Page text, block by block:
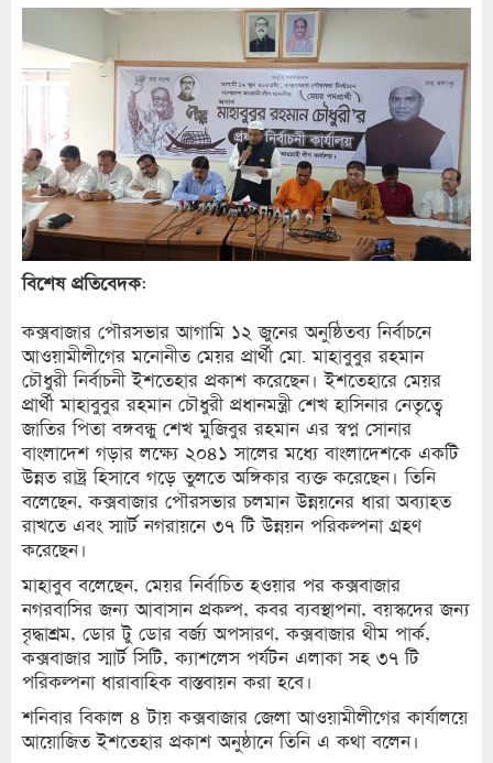
বিশেষ প্রতিবেদক:
কক্সবাজার পৌরসভার আগামি ১২ জুনের অনুষ্ঠিতব্য নির্বাচনে
আওয়ামীলীগের মনোনীত মেয়র প্রার্থী মো. মাহাবুবুর রহমান
চৌধুরী নির্বাচনী ইশতেহার প্রকাশ করেছেন। ইশতেহারে মেয়র
প্রার্থী মাহাবুবুর রহমান চৌধুরী প্রধানমন্ত্রী শেখ হাসিনার নেতৃত্বে
জাতির পিতা বঙ্গবন্ধু শেখ মুজিবুর রহমান এর স্বপ্ন সোনার
বাংলাদেশ গড়ার লক্ষ্যে ২০৪১ সালের মধ্যে বাংলাদেশকে একটি
উন্নত রাষ্ট্র হিসাবে গড়ে তুলতে অঙ্গিকার ব্যক্ত করেছেন। তিনি
বলেছেন, কক্সবাজার পৌরসভার চলমান উন্নয়নের ধারা অব্যাহত
রাখতে এবং স্মার্ট নগরায়নে ৩৭ টি উন্নয়ন পরিকল্পনা গ্রহণ
করেছেন।
মাহাবুব বলেছেন, মেয়র নির্বাচিত হওয়ার পর কক্সবাজার
নগরবাসির জন্য আবাসান প্রকল্প, কবর ব্যবস্থাপনা, বয়স্কদের জন্য
বৃদ্ধাশ্রম, ডোর টু ডোর বর্জ্য অপসারণ, কক্সবাজার থীম পার্ক,
কক্সবাজার স্মার্ট সিটি, ক্যাশলেস পর্যটন এলাকা সহ ৩৭ টি
পরিকল্পনা ধারাবাহিক বাস্তবায়ন করা হবে।
শনিবার বিকাল ৪ টায় কক্সবাজার জেলা আওয়ামীলীগের কার্যালয়ে
আয়োজিত ইশতেহার প্রকাশ অনুষ্ঠানে তিনি এ কথা বলেন।